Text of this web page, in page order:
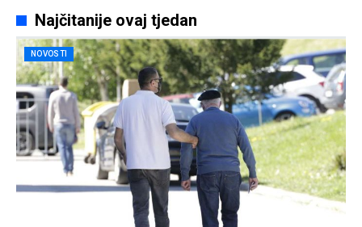
Najčitanije ovaj tjedan
NOVOSTI